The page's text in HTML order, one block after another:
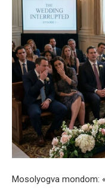
Mosolyogva mondom: